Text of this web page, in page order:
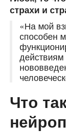
страхи и
«На мой
способен
Что